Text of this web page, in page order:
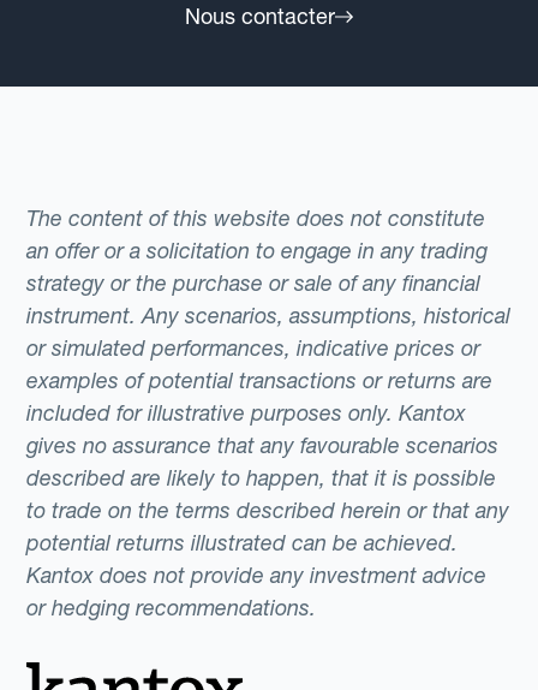
Nous contacter
The content of this website does not constitute
an offer or a solicitation to engage in any trading
strategy or the purchase or sale of any financial
instrument. Any scenarios, assumptions, historical
or simulated performances, indicative prices or
examples of potential transactions or returns are
included for illustrative purposes only. Kantox
gives no assurance that any favourable scenarios
described are likely to happen, that it is possible
to trade on the terms described herein or that any
potential returns illustrated can be achieved.
Kantox does not provide any investment advice
or hedging recommendations.